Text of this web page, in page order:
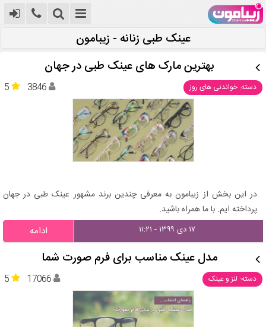
عینک طبی زنانه - زیبامون
بهترین مارک های عینک طبی در جهان
دسته: خواندنی های روز 5 3846
در این بخش از زیبامون به معرفی چندین برند مشهور عینک طبی در جهان
پرداخته ایم. با ما همراه باشید.
۱۷ دی ۱۳۹۹ - ۱۱:۲۱ ادامه
مدل عینک مناسب برای فرم صورت شما
دسته: لنز و عینک 5 17066